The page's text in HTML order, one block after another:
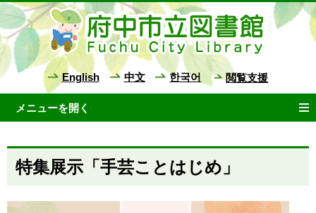
English 中文 한국어 閲覧支援
特集展示「手芸ことはじめ」